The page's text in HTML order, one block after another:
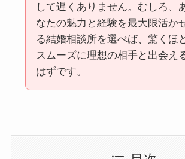
して遅くありません。むしろ、
なたの魅力と経験を最大限活か
る結婚相談所を選べば、驚くほ
スムーズに理想の相手と出会え
はずです。